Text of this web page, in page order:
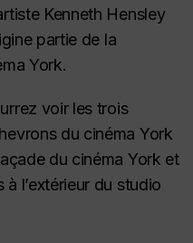
Kenneth Hensley
partie de la
York.
voir les trois
du cinéma York
du cinéma York et
l’extérieur du studio